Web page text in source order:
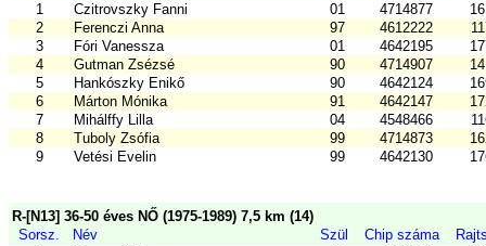
1
Czitrovszky Fanni 01 4714877
2
Ferenczi Anna 97 4612222
3
Fóri Vanessza 01 4642195
4
Gutman Zsézsé 90 4714907
5
Hankószky Enikő 90 4642124
6
Márton Mónika 91 4642147
7
Mihálffy Lilla 04 4548466
8
Tuboly Zsófia 99 4714873
9
Vetési Evelin 99 4642130
R-[N13] 36-50 éves NŐ (1975-1989) 7,5 km (14)
Sorsz.
Név Szül Chip száma